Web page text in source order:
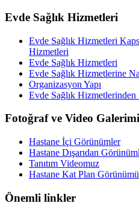
Evde Sağlık Hizmetleri
Evde Sağlık Hizmetleri
Hizmetleri
Evde Sağlık Hizmetleri
Evde Sağlık Hizmetlerine
Organizasyon Yapı
Evde Sağlık
Fotoğraf ve Video
Hastane İçi Görünümler
Hastane Dışarıdan
Tanıtım Videomuz
Hastane Kat Plan Görünümü
Önemli linkler